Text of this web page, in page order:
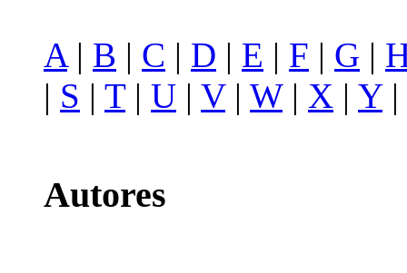
A | B | C | D | E | F | G |
| S | T| U | V| W| X | Y|
Autores